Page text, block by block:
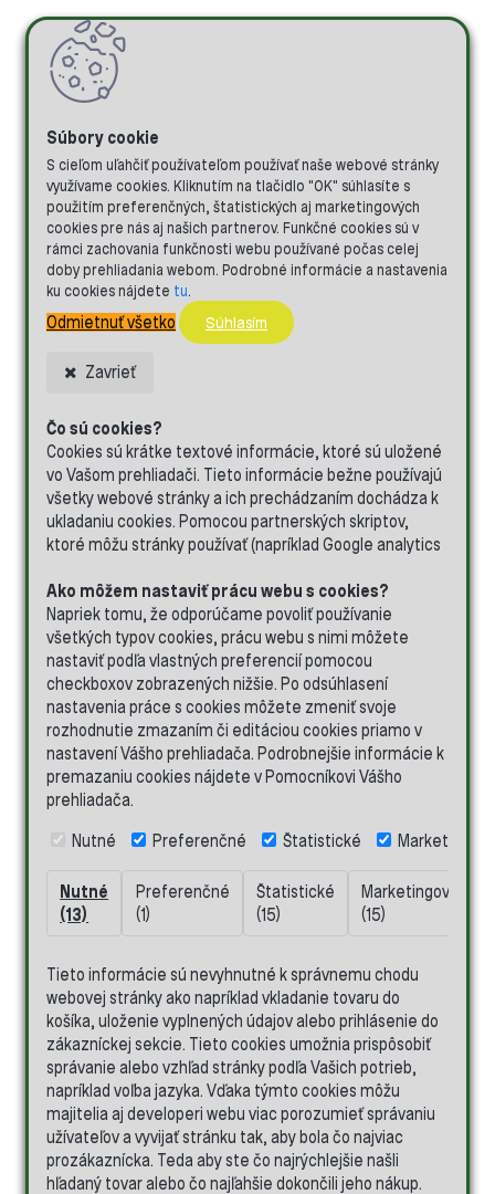
S cieľom uľahčiť používateľom používať naše webové stránky
využívame cookies. Kliknutím na tlačidlo "OK" súhlasíte s
použitím preferenčných, štatistických aj marketingových
cookies pre nás aj našich partnerov. Funkčné cookies sú v
rámci zachovania funkčnosti webu používané počas celej
doby prehliadania webom. Podrobné informácie a nastavenia
ku cookies nájdete tu.
Odmietnuť všetko Súhlasím
Zavrieť
Čo sú cookies?
Cookies sú krátke textové informácie, ktoré sú uložené
vo Vašom prehliadači. Tieto informácie bežne používajú
všetky webové stránky a ich prechádzaním dochádza k
ukladaniu cookies. Pomocou partnerských skriptov,
ktoré môžu stránky používať (napríklad Google analytics
Ako môžem nastaviť prácu webu s cookies?
Napriek tomu, že odporúčame povoliť používanie
všetkých typov cookies, prácu webu s nimi môžete
nastaviť podľa vlastných preferencií pomocou
checkboxov zobrazených nižšie. Po odsúhlasení
nastavenia práce s cookies môžete zmeniť svoje
rozhodnutie zmazaním či editáciou cookies priamo v
nastavení Vášho prehliadača. Podrobnejšie informácie k
premazaniu cookies nájdete v Pomocníkovi Vášho
prehliadača.
Nutné Preferenčné Štatistické Marketingové
Nutné
(13)
Preferenčné
(1)
Štatistické
(15)
Marketingové
(15)
Tieto informácie sú nevyhnutné k správnemu chodu
webovej stránky ako napríklad vkladanie tovaru do
košíka, uloženie vyplnených údajov alebo prihlásenie do
zákazníckej sekcie. Tieto cookies umožnia prispôsobiť
správanie alebo vzhľad stránky podľa Vašich potrieb,
napríklad voľba jazyka. Vďaka týmto cookies môžu
majitelia aj developeri webu viac porozumieť správaniu
užívateľov a vyvijať stránku tak, aby bola čo najviac
prozákaznícka. Teda aby ste čo najrýchlejšie našli
hľadaný tovar alebo čo najľahšie dokončili jeho nákup.
Doprava,
osobný
odber
Reklamácia,
vrátenie,
výmena
podmienky
Katalógy,
newsletter
Ponuka
školy
Najčastejšie
otázky
Bonusový
program
výhod
nákupu
Informácie
Kontakt
Blog
novinky